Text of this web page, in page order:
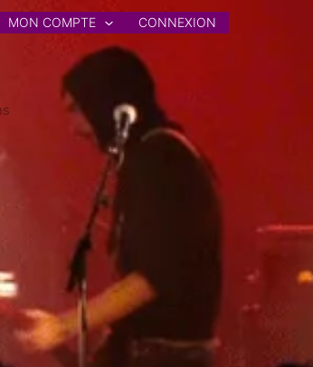
MON COMPTE CONNEXION